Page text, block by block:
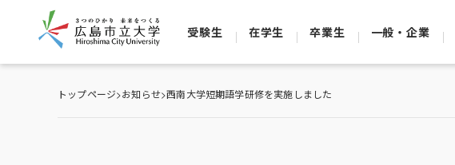
受験生 在学生 卒業生 一般・企業
トップページ>お知らせ>西南大学短期語学研修を実施しました